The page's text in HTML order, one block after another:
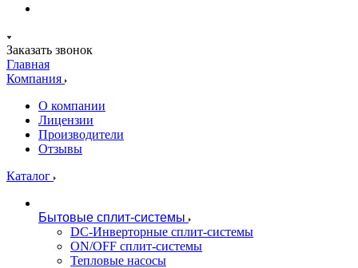
Заказать звонок
Главная
Компания
О компании
Лицензии
Производители
Отзывы
Каталог
Бытовые сплит-системы
DC-Инверторные сплит-системы
ON/OFF сплит-системы
Тепловые насосы